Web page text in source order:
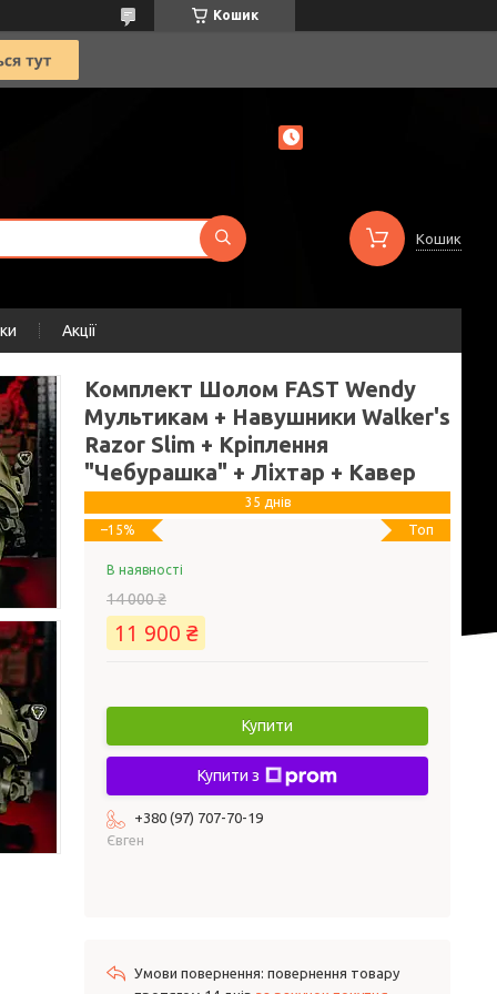
Кошик
Кошик
Акції
Комплект Шолом FAST Wendy
Мультикам + Навушники Walker's
Razor Slim + Кріплення
"Чебурашка" + Ліхтар + Кавер
Топ
35 днів
–15%
В наявності
14 000 ₴
11 900 ₴
Купити
Купити з
+380 (97) 707-70-19
Євген
повернення товару